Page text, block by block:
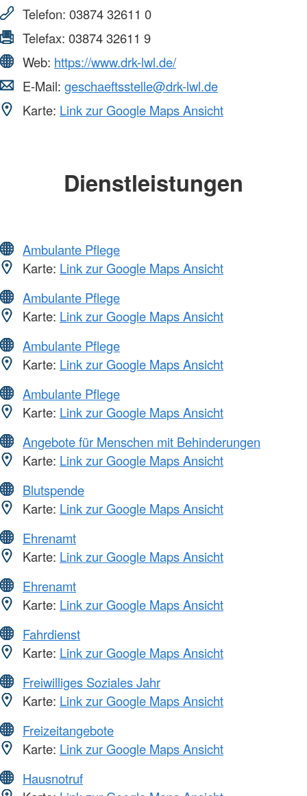
Telefon: 03874 32611 0
Telefax: 03874 32611 9
Web: https://www.drk-lwl.de/
E-Mail: geschaeftsstelle@drk-lwl.de
Karte: Link zur Google Maps Ansicht
Dienstleistungen
Ambulante Pflege
Karte: Link zur Google Maps Ansicht
Ambulante Pflege
Karte: Link zur Google Maps Ansicht
Ambulante Pflege
Karte: Link zur Google Maps Ansicht
Ambulante Pflege
Karte: Link zur Google Maps Ansicht
Angebote für Menschen mit Behinderungen
Karte: Link zur Google Maps Ansicht
Blutspende
Karte: Link zur Google Maps Ansicht
Ehrenamt
Karte: Link zur Google Maps Ansicht
Ehrenamt
Karte: Link zur Google Maps Ansicht
Fahrdienst
Karte: Link zur Google Maps Ansicht
Freiwilliges Soziales Jahr
Karte: Link zur Google Maps Ansicht
Freizeitangebote
Karte: Link zur Google Maps Ansicht
Hausnotruf